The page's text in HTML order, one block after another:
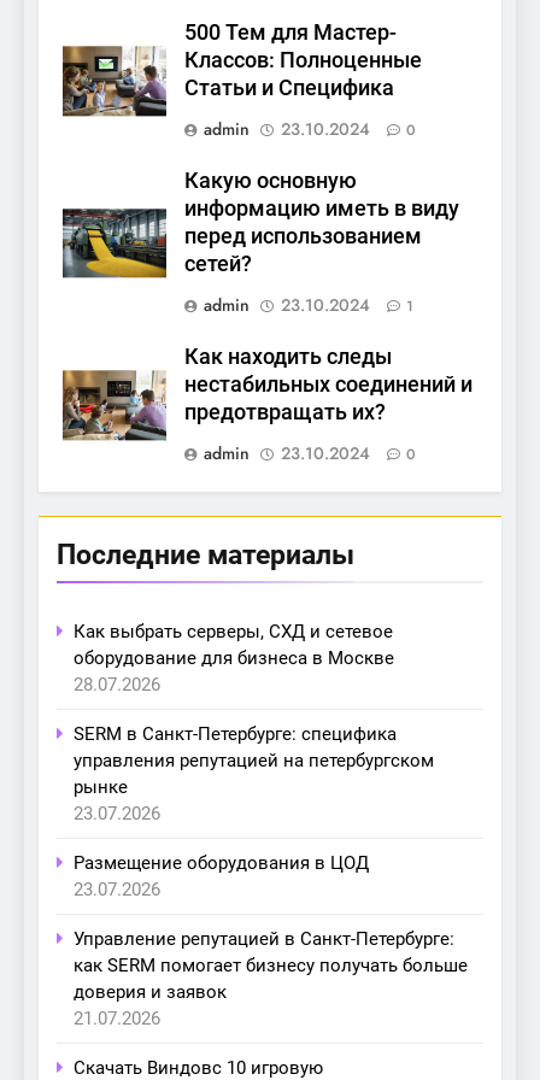
500 Тем для Мастер-
Классов: Полноценные
Статьи и Специфика
admin
23.10.2024 0
Какую основную
информацию иметь в виду
перед использованием
сетей?
admin
23.10.2024 1
Как находить следы
нестабильных соединений и
предотвращать их?
admin
23.10.2024 0
Последние материалы
Как выбрать серверы, СХД и сетевое
оборудование для бизнеса в Москве
28.07.2026
SERM в Санкт-Петербурге: специфика
управления репутацией на петербургском
рынке
23.07.2026
Размещение оборудования в ЦОД
23.07.2026
Управление репутацией в Санкт-Петербурге:
как SERM помогает бизнесу получать больше
доверия и заявок
21.07.2026
Скачать Виндовс 10 игровую